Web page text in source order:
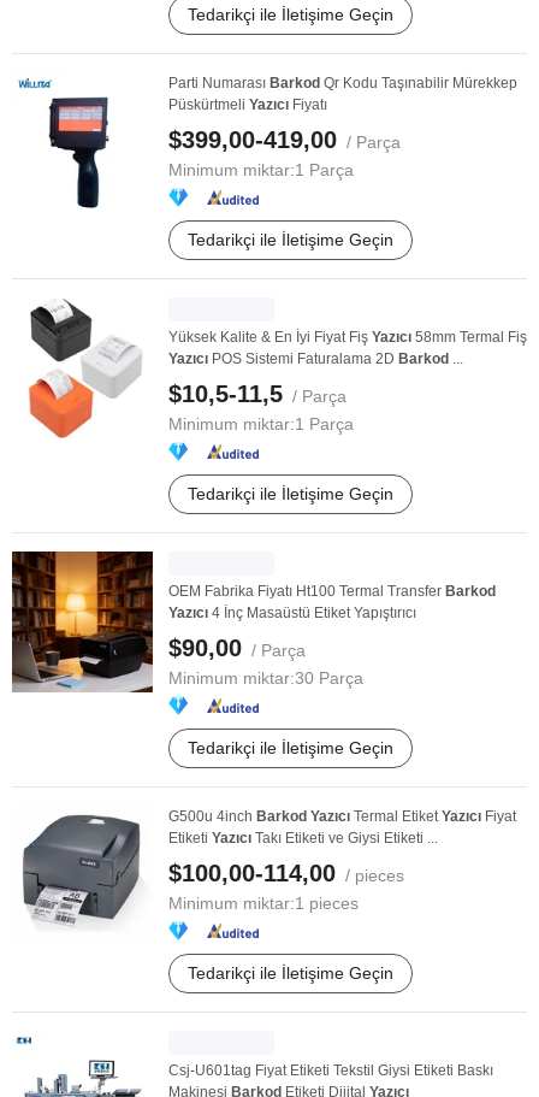
Tedarikçi ile İletişime Geçin
Parti Numarası Barkod Qr Kodu Taşınabilir Mürekkep
Püskürtmeli Yazıcı Fiyatı
$399,00-419,00 / Parça
Minimum miktar:1 Parça
Tedarikçi ile İletişime Geçin
Yüksek Kalite & En İyi Fiyat Fiş Yazıcı 58mm Termal Fiş
Yazıcı POS Sistemi Faturalama 2D Barkod ...
$10,5-11,5 / Parça
Minimum miktar:1 Parça
Tedarikçi ile İletişime Geçin
OEM Fabrika Fiyatı Ht100 Termal Transfer Barkod
Yazıcı 4 İnç Masaüstü Etiket Yapıştırıcı
$90,00 / Parça
Minimum miktar:30 Parça
Tedarikçi ile İletişime Geçin
G500u 4inch Barkod Yazıcı Termal EtiketYazıcı Fiyat
Etiketi Yazıcı Takı Etiketi ve Giysi Etiketi ...
$100,00-114,00 / pieces
Minimum miktar:1 pieces
Tedarikçi ile İletişime Geçin
Csj-U601tag Fiyat Etiketi Tekstil Giysi Etiketi Baskı
Makinesi Barkod Etiketi Dijital Yazıcı